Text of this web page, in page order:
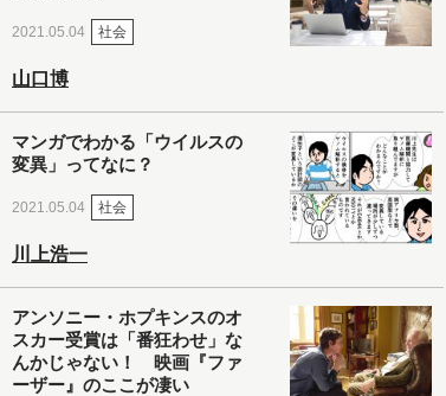
2021.05.04 社会
山口博
マンガでわかる「ウイルスの
変異」ってなに？
2021.05.04 社会
川上浩一
アンソニー・ホプキンスのオ
スカー受賞は「番狂わせ」な
んかじゃない！ 映画『ファ
ーザー』のここが凄い